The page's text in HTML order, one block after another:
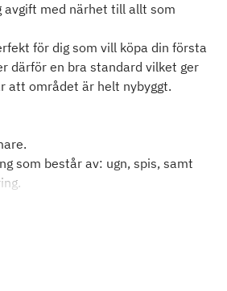
med närhet till allt som
för dig som vill köpa din första
därför en bra standard vilket ger
att området är helt nybyggt.
som består av: ugn, spis, samt